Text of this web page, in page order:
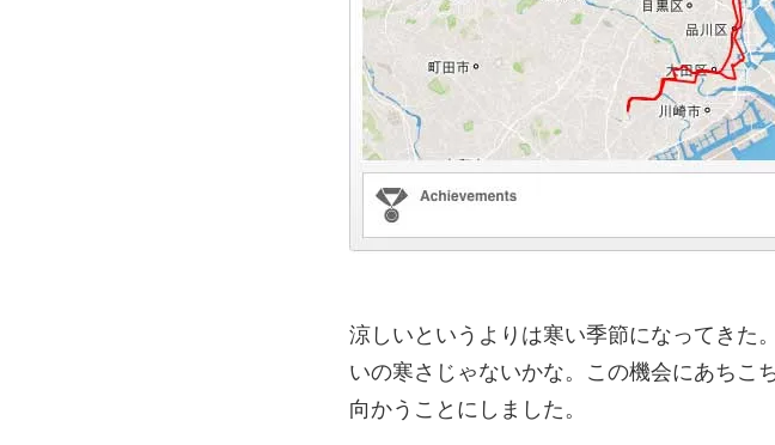
涼しいというよりは寒い季節になってきた
いの寒さじゃないかな。この機会にあちこ
向かうことにしました。